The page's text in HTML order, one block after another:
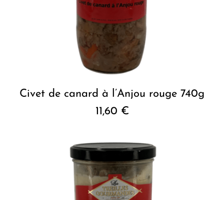
Civet de canard à l’Anjou rouge 740g
11,60 €